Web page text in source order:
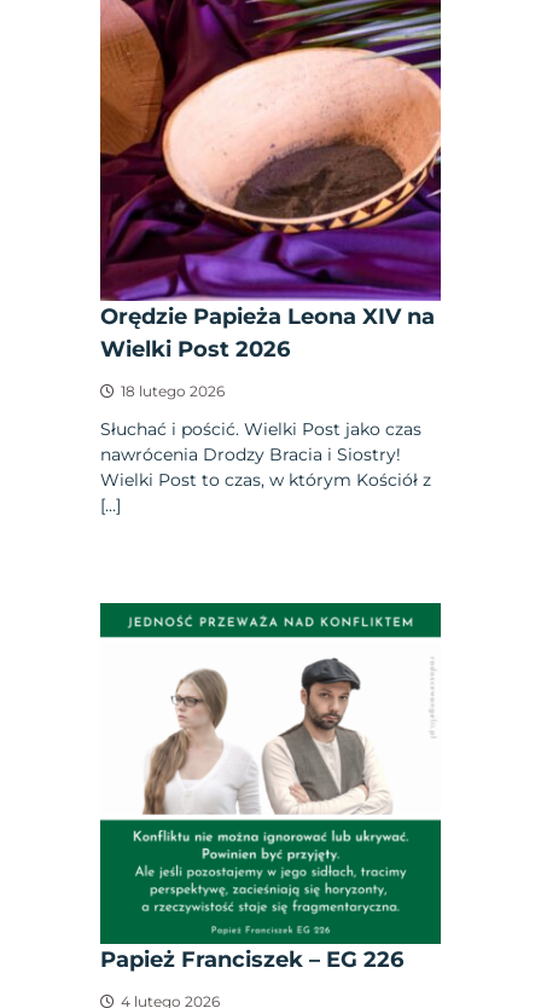
Orędzie Papieża Leona XIV na
Wielki Post 2026
18 lutego 2026
Słuchać i pościć. Wielki Post jako czas
nawrócenia Drodzy Bracia i Siostry!
Wielki Post to czas, w którym Kościół z
[…]
Papież Franciszek – EG 226
4 lutego 2026